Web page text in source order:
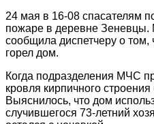
24 мая в 16-08 спасателям
пожаре в деревне Зеневцы.
сообщила диспетчеру о том,
горел дом.
Когда подразделения МЧС
кровля кирпичного
Выяснилось, что дом
случившегося 73-летний